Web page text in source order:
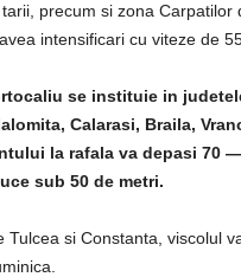
precum si zona
intensificari cu viteze de
se instituie in
Calarasi, Braila,
la rafala va depasi 70
sub 50 de metri.
Tulcea si Constanta, viscolul